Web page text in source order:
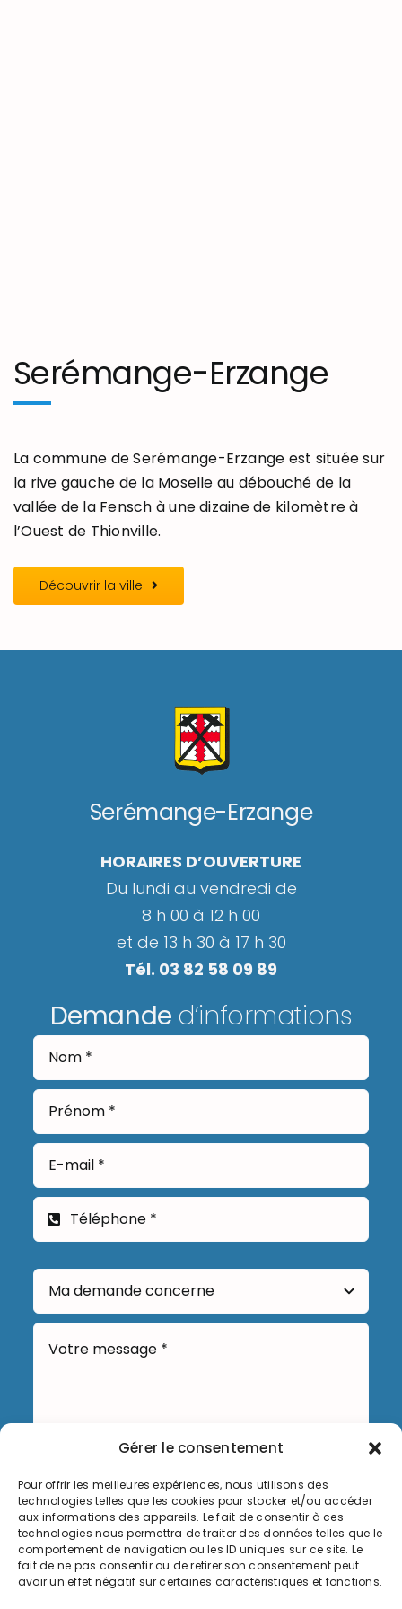
Gérer le consentement
Pour offrir les meilleures expériences, nous utilisons des
technologies telles que les cookies pour stocker et/ou accéder
aux informations des appareils. Le fait de consentir à ces
technologies nous permettra de traiter des données telles que le
comportement de navigation ou les ID uniques sur ce site. Le
fait de ne pas consentir ou de retirer son consentement peut
avoir un effet négatif sur certaines caractéristiques et fonctions.
Serémange-Erzange
La commune de Serémange-Erzange est située sur
la rive gauche de la Moselle au débouché de la
vallée de la Fensch à une dizaine de kilomètre à
l’Ouest de Thionville.
Découvrir la ville
Serémange-Erzange
HORAIRES D’OUVERTURE
Du lundi au vendredi de
8 h 00 à 12 h 00
et de 13 h 30 à 17 h 30
Tél. 03 82 58 09 89
Demande d’informations
Envoyer